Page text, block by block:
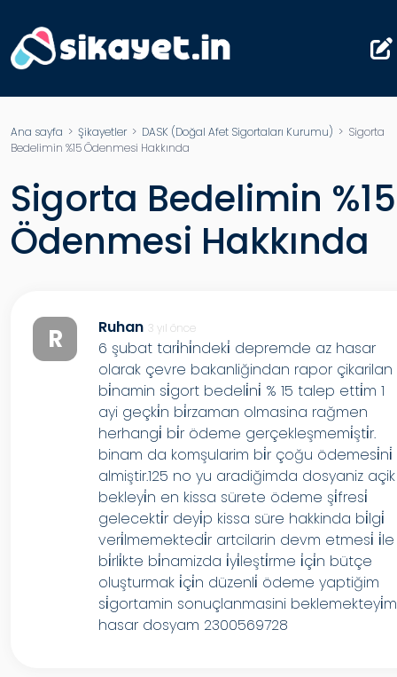
Ana sayfa > Şikayetler> DASK (Doğal Afet Sigortaları Kurumu) > Sigorta
Bedelimin %15 Ödenmesi Hakkında
Sigorta Bedelimin %15
Ödenmesi Hakkında
R Ruhan 3 yıl önce
6 şubat tari̇hi̇ndeki̇ depremde az hasar
olarak çevre bakanliğindan rapor çikarilan
bi̇namin si̇gort bedeli̇ni̇ % 15 talep etti̇m 1
ayi geçki̇n bi̇rzaman olmasina rağmen
herhangi̇ bi̇r ödeme gerçekleşmemi̇şti̇r.
binam da komşularim bi̇r çoğu ödemesi̇ni̇
almiştir.125 no yu aradiğimda dosyaniz açik
bekleyi̇n en kissa sürete ödeme şi̇fresi̇
gelecekti̇r deyi̇p kissa süre hakkinda bi̇lgi̇
veri̇lmemektedi̇r artcilarin devm etmesi̇ i̇le
bi̇rli̇kte bi̇namizda i̇yi̇leşti̇rme i̇çi̇n bütçe
oluşturmak i̇çi̇n düzenli̇ ödeme yaptiğim
si̇gortamin sonuçlanmasini
hasar dosyam 2300569728